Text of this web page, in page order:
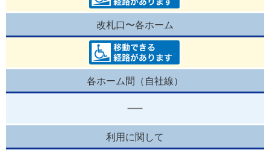
改札口〜各ホーム
各ホーム間（自社線）
利用に関して